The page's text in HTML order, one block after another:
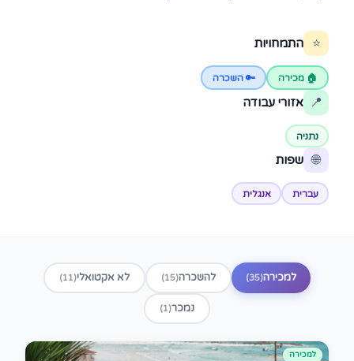
⭐ התמחויות
🏠 מכירה 🔑 השכרה
📍 אזורי עבודה
נתניה
🌐 שפות
עברית אנגלית
למכירה(35) להשכרה(15) לא אקטואלי(11)
נמכר(1)
למכירה